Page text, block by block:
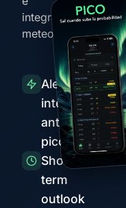
integración
meteorológica
Alertas
inteligentes
antes de
picos
Short-
term
outlook